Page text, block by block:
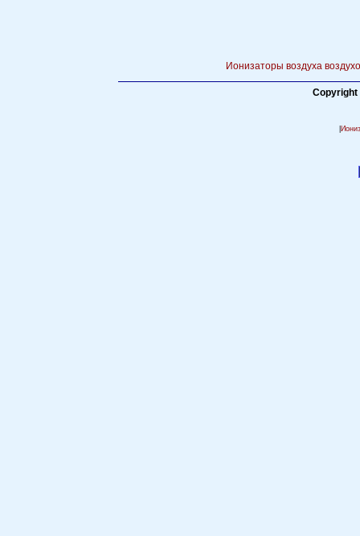
Ионизаторы воздуха
Copyright